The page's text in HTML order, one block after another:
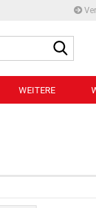
WEITERE
Belademanometer